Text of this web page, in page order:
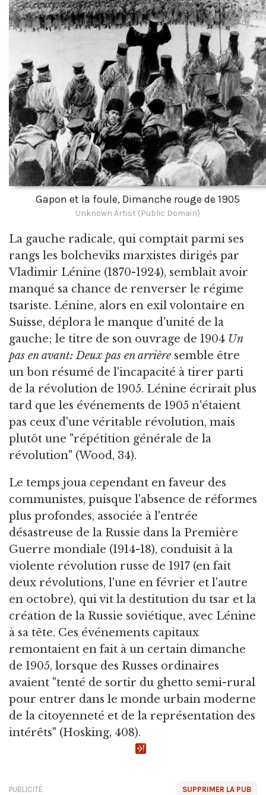
Gapon et la foule, Dimanche rouge de 1905
Unknown Artist (Public Domain)
La gauche radicale, qui comptait parmi ses
rangs les bolcheviks marxistes dirigés par
Vladimir Lénine (1870-1924), semblait avoir
manqué sa chance de renverser le régime
tsariste. Lénine, alors en exil volontaire en
Suisse, déplora le manque d'unité de la
gauche; le titre de son ouvrage de 1904 Un
pas en avant: Deux pas en arrière semble être
un bon résumé de l'incapacité à tirer parti
de la révolution de 1905. Lénine écrirait plus
tard que les événements de 1905 n'étaient
pas ceux d'une véritable révolution, mais
plutôt une "répétition générale de la
révolution" (Wood, 34).
Le temps joua cependant en faveur des
communistes, puisque l'absence de réformes
plus profondes, associée à l'entrée
désastreuse de la Russie dans la Première
Guerre mondiale (1914-18), conduisit à la
violente révolution russe de 1917 (en fait
deux révolutions, l'une en février et l'autre
en octobre), qui vit la destitution du tsar et la
création de la Russie soviétique, avec Lénine
à sa tête. Ces événements capitaux
remontaient en fait à un certain dimanche
de 1905, lorsque des Russes ordinaires
avaient "tenté de sortir du ghetto semi-rural
pour entrer dans le monde urbain moderne
de la citoyenneté et de la représentation des
intérêts" (Hosking, 408).
SUPPRIMER LA PUB
PUBLICITÉ